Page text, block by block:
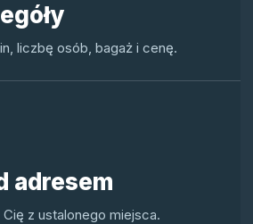
liczbę osób, bagaż i cenę.
adresem
z ustalonego miejsca.